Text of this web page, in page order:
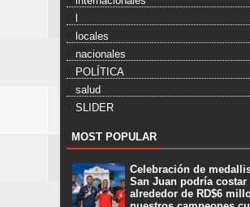
locales
nacionales
POLÍTICA
salud
SLIDER
MOST POPULAR
Celebración de
San Juan podría costar
alrededor de RD$6